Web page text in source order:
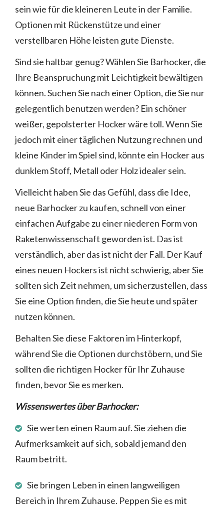
sein wie für die kleineren Leute in der Familie.
Optionen mit Rückenstütze und einer
verstellbaren Höhe leisten gute Dienste.
Sind sie haltbar genug? Wählen Sie Barhocker, die
Ihre Beanspruchung mit Leichtigkeit bewältigen
können. Suchen Sie nach einer Option, die Sie nur
gelegentlich benutzen werden? Ein schöner
weißer, gepolsterter Hocker wäre toll. Wenn Sie
jedoch mit einer täglichen Nutzung rechnen und
kleine Kinder im Spiel sind, könnte ein Hocker aus
dunklem Stoff, Metall oder Holz idealer sein.
Vielleicht haben Sie das Gefühl, dass die Idee,
neue Barhocker zu kaufen, schnell von einer
einfachen Aufgabe zu einer niederen Form von
Raketenwissenschaft geworden ist. Das ist
verständlich, aber das ist nicht der Fall. Der Kauf
eines neuen Hockers ist nicht schwierig, aber Sie
sollten sich Zeit nehmen, um sicherzustellen, dass
Sie eine Option finden, die Sie heute und später
nutzen können.
Behalten Sie diese Faktoren im Hinterkopf,
während Sie die Optionen durchstöbern, und Sie
sollten die richtigen Hocker für Ihr Zuhause
finden, bevor Sie es merken.
Wissenswertes über Barhocker:
Sie werten einen Raum auf. Sie ziehen die
Aufmerksamkeit auf sich, sobald jemand den
Raum betritt.
Sie bringen Leben in einen langweiligen
Bereich in Ihrem Zuhause. Peppen Sie es mit